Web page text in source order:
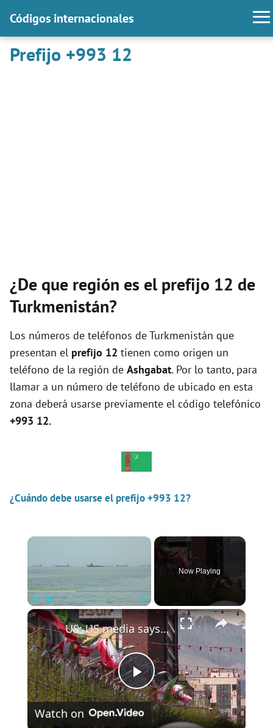
Códigos internacionales
Prefijo +993 12
¿De que región es el prefijo 12 de
Turkmenistán?
Los números de teléfonos de Turkmenistán que
presentan el prefijo 12 tienen como origen un
teléfono de la región de Ashgabat. Por lo tanto, para
llamar a un número de teléfono de ubicado en esta
zona deberá usarse previamente el código telefónico
+993 12.
¿Cuándo debe usarse el prefijo +993 12?
×
Play Unmute Fullscreen
Now Playing
×
P
US: US media says US, Iran negotiators agree on potential MoU; Iran denies.
Watch on